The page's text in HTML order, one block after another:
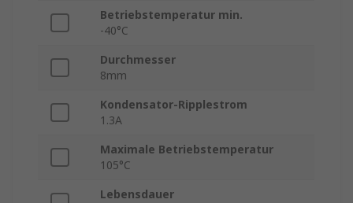
Betriebstemperatur min.
-40°C
Durchmesser
8mm
Kondensator-Ripplestrom
1.3A
Maximale Betriebstemperatur
105°C
Lebensdauer